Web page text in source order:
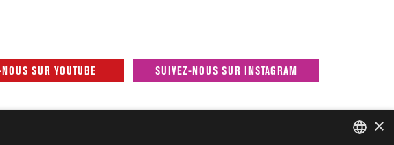
SUR YOUTUBE SUIVEZ-NOUS SUR INSTAGRAM
×